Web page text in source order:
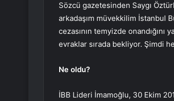
Sözcü gazetesinden Saygı
arkadaşım müvekkilim İstanbul
cezasının temyizde
evraklar sırada bekliyor. Şimdi
Ne oldu?
İBB Lideri İmamoğlu, 30 Ekim